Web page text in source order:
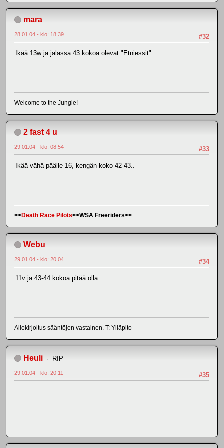
mara
#32
28.01.04 - klo: 18.39
Ikää 13w ja jalassa 43 kokoa olevat "Etniessit"
Welcome to the Jungle!
2 fast 4 u
#33
29.01.04 - klo: 08.54
Ikää vähä päälle 16, kengän koko 42-43..
>>Death Race Pilots<>WSA Freeriders<<
Webu
#34
29.01.04 - klo: 20.04
11v ja 43-44 kokoa pitää olla.
Allekirjoitus sääntöjen vastainen. T: Ylläpito
Heuli RIP
#35
29.01.04 - klo: 20.11